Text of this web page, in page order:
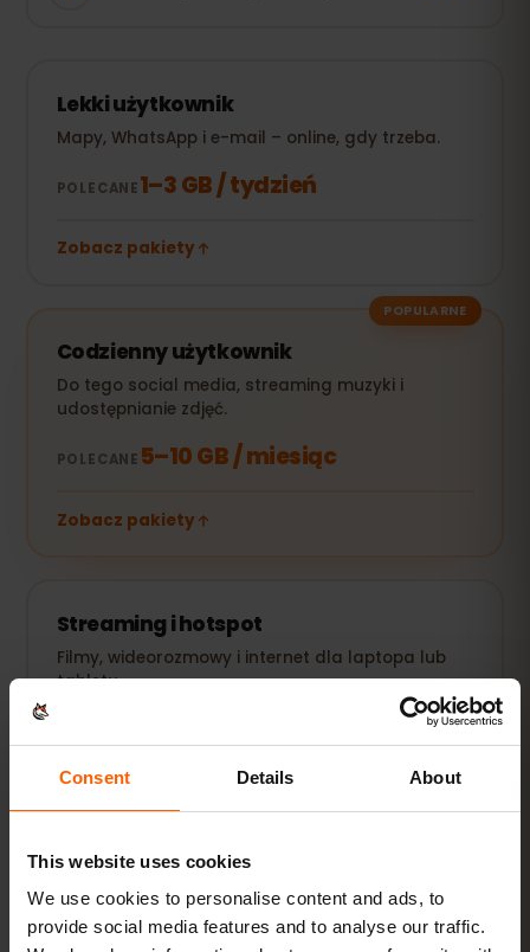
Consent Details About
This website uses cookies
We use cookies to personalise content and ads, to
provide social media features and to analyse our traffic.
Lekki użytkownik
Mapy, WhatsApp i e-mail – online, gdy trzeba.
POLECANE1–3 GB / tydzień
Zobacz pakiety
POPULARNE
Codzienny użytkownik
Do tego social media, streaming muzyki i
udostępnianie zdjęć.
POLECANE 5–10 GB / miesiąc
Zobacz pakiety
Streaming i hotspot
Filmy, wideorozmowy i internet dla laptopa lub
tabletu.
Zobacz pakiety
Wszystkie wartości są orientacyjne. Rzeczywiste zużycie
zależy od urządzenia, ustawień aplikacji i sposobu